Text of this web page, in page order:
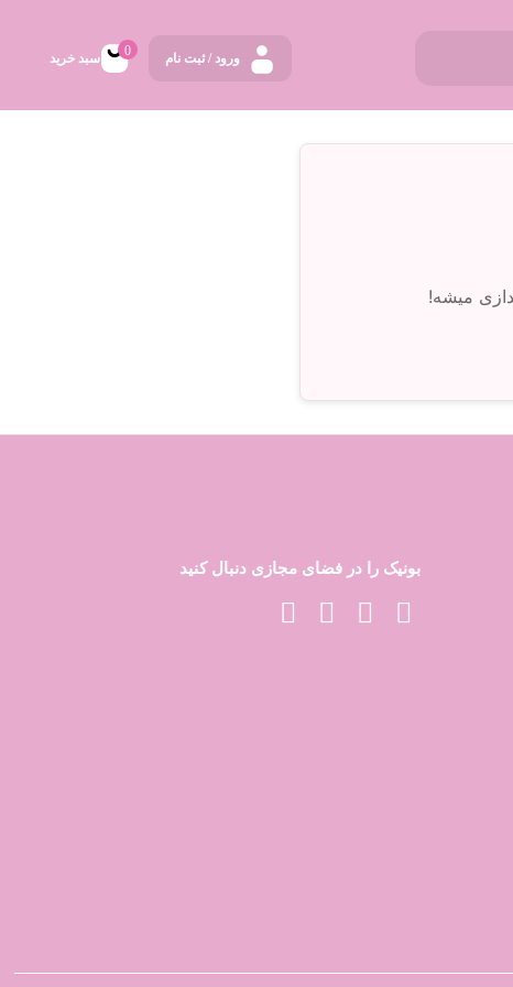
ورود / ثبت نام 0 سبد خرید
میشه!
بونیک را در فضای مجازی دنبال کنید